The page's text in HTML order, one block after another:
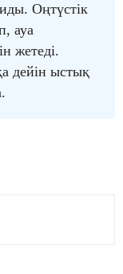
Оңтүстік
ауа
жетеді.
дейін ыстық